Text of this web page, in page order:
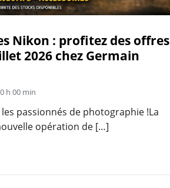
Nikon : profitez des offres
2026 chez Germain
0 h 00 min
passionnés de photographie !La
opération de […]